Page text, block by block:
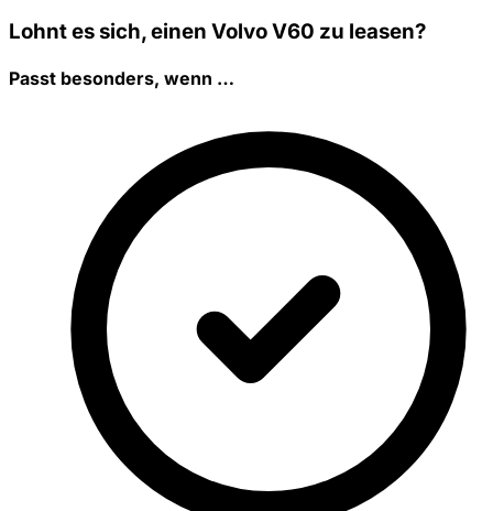
Lohnt es sich, einen Volvo V60 zu leasen?
Passt besonders, wenn …